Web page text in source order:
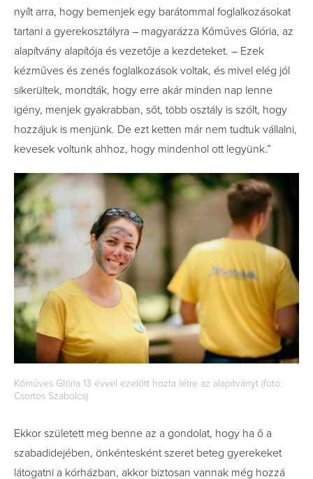
nyílt arra, hogy bemenjek egy barátommal foglalkozásokat
tartani a gyerekosztályra – magyarázza Kőműves Glória, az
alapítvány alapítója és vezetője a kezdeteket. – Ezek
kézműves és zenés foglalkozások voltak, és mivel elég jól
sikerültek, mondták, hogy erre akár minden nap lenne
igény, menjek gyakrabban, sőt, több osztály is szólt, hogy
hozzájuk is menjünk. De ezt ketten már nem tudtuk vállalni,
kevesek voltunk ahhoz, hogy mindenhol ott legyünk.”
Kőműves Glória 13 évvel ezelőtt hozta létre az alapítványt (fotó:
Csortos Szabolcs)
Ekkor született meg benne az a gondolat, hogy ha ő a
szabadidejében, önkéntesként szeret beteg gyerekeket
látogatni a kórházban, akkor biztosan vannak még hozzá